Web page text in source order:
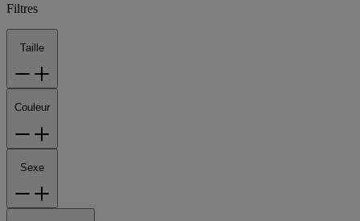
Filtres
Taille
Couleur
Sexe